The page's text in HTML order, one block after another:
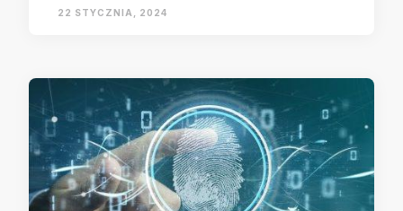
22 STYCZNIA, 2024